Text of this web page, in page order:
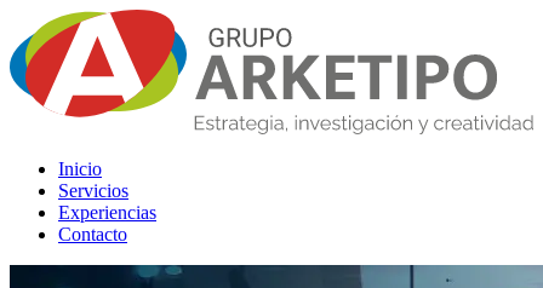
Inicio
Servicios
Experiencias
Contacto